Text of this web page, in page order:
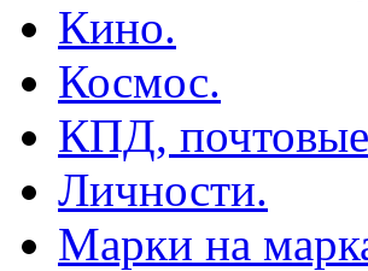
Кино.
Космос.
КПД, почтовые
Личности.
Марки на